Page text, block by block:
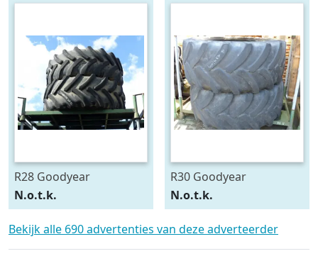
R28 Goodyear
540/75R28
N.o.t.k.
R30 Goodyear
600/70R30
N.o.t.k.
Bekijk alle 690 advertenties van deze adverteerder